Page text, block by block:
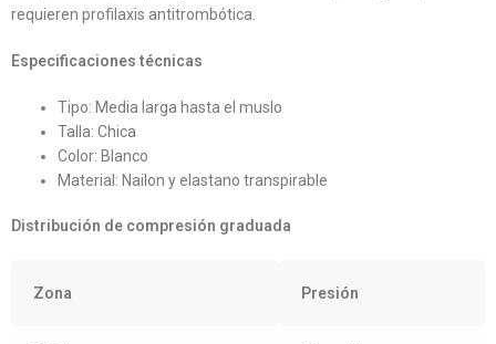
requieren profilaxis antitrombótica.
Especificaciones técnicas
Tipo: Media larga hasta el muslo
Talla: Chica
Color: Blanco
Material: Nailon y elastano transpirable
Distribución de compresión graduada
Zona Presión